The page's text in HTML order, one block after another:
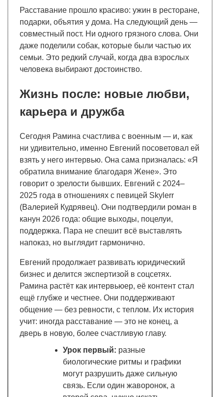
Расставание прошло красиво: ужин в ресторане,
подарки, объятия у дома. На следующий день —
совместный пост. Ни одного грязного слова. Они
даже поделили собак, которые были частью их
семьи. Это редкий случай, когда два взрослых
человека выбирают достоинство.
Жизнь после: новые любви,
карьера и дружба
Сегодня Рамина счастлива с военным — и, как
ни удивительно, именно Евгений посоветовал ей
взять у него интервью. Она сама призналась: «Я
обратила внимание благодаря Жене». Это
говорит о зрелости бывших. Евгений с 2024–
2025 года в отношениях с певицей Skylerr
(Валерией Кудрявец). Они подтвердили роман в
канун 2026 года: общие выходы, поцелуи,
поддержка. Пара не спешит всё выставлять
напоказ, но выглядит гармонично.
Евгений продолжает развивать юридический
бизнес и делится экспертизой в соцсетях.
Рамина растёт как интервьюер, её контент стал
ещё глубже и честнее. Они поддерживают
общение — без ревности, с теплом. Их история
учит: иногда расставание — это не конец, а
дверь в новую, более счастливую главу.
Урок первый: разные
биологические ритмы и графики
могут разрушить даже сильную
связь. Если один жаворонок, а